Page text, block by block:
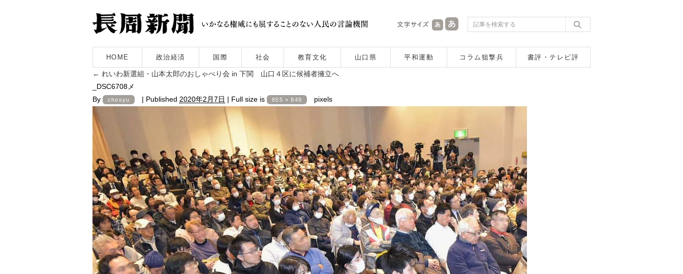
HOME 政治経済 国際 社会 教育文化 山口県 平和運動 コラム狙撃兵 書評・テレビ評
← れいわ新選組・山本太郎のおしゃべり会 in 下関 山口４区に候補者擁立へ
_DSC6708メ
By
chosyu | Published 2020年2月7日 | Full size is 855 × 849 pixels